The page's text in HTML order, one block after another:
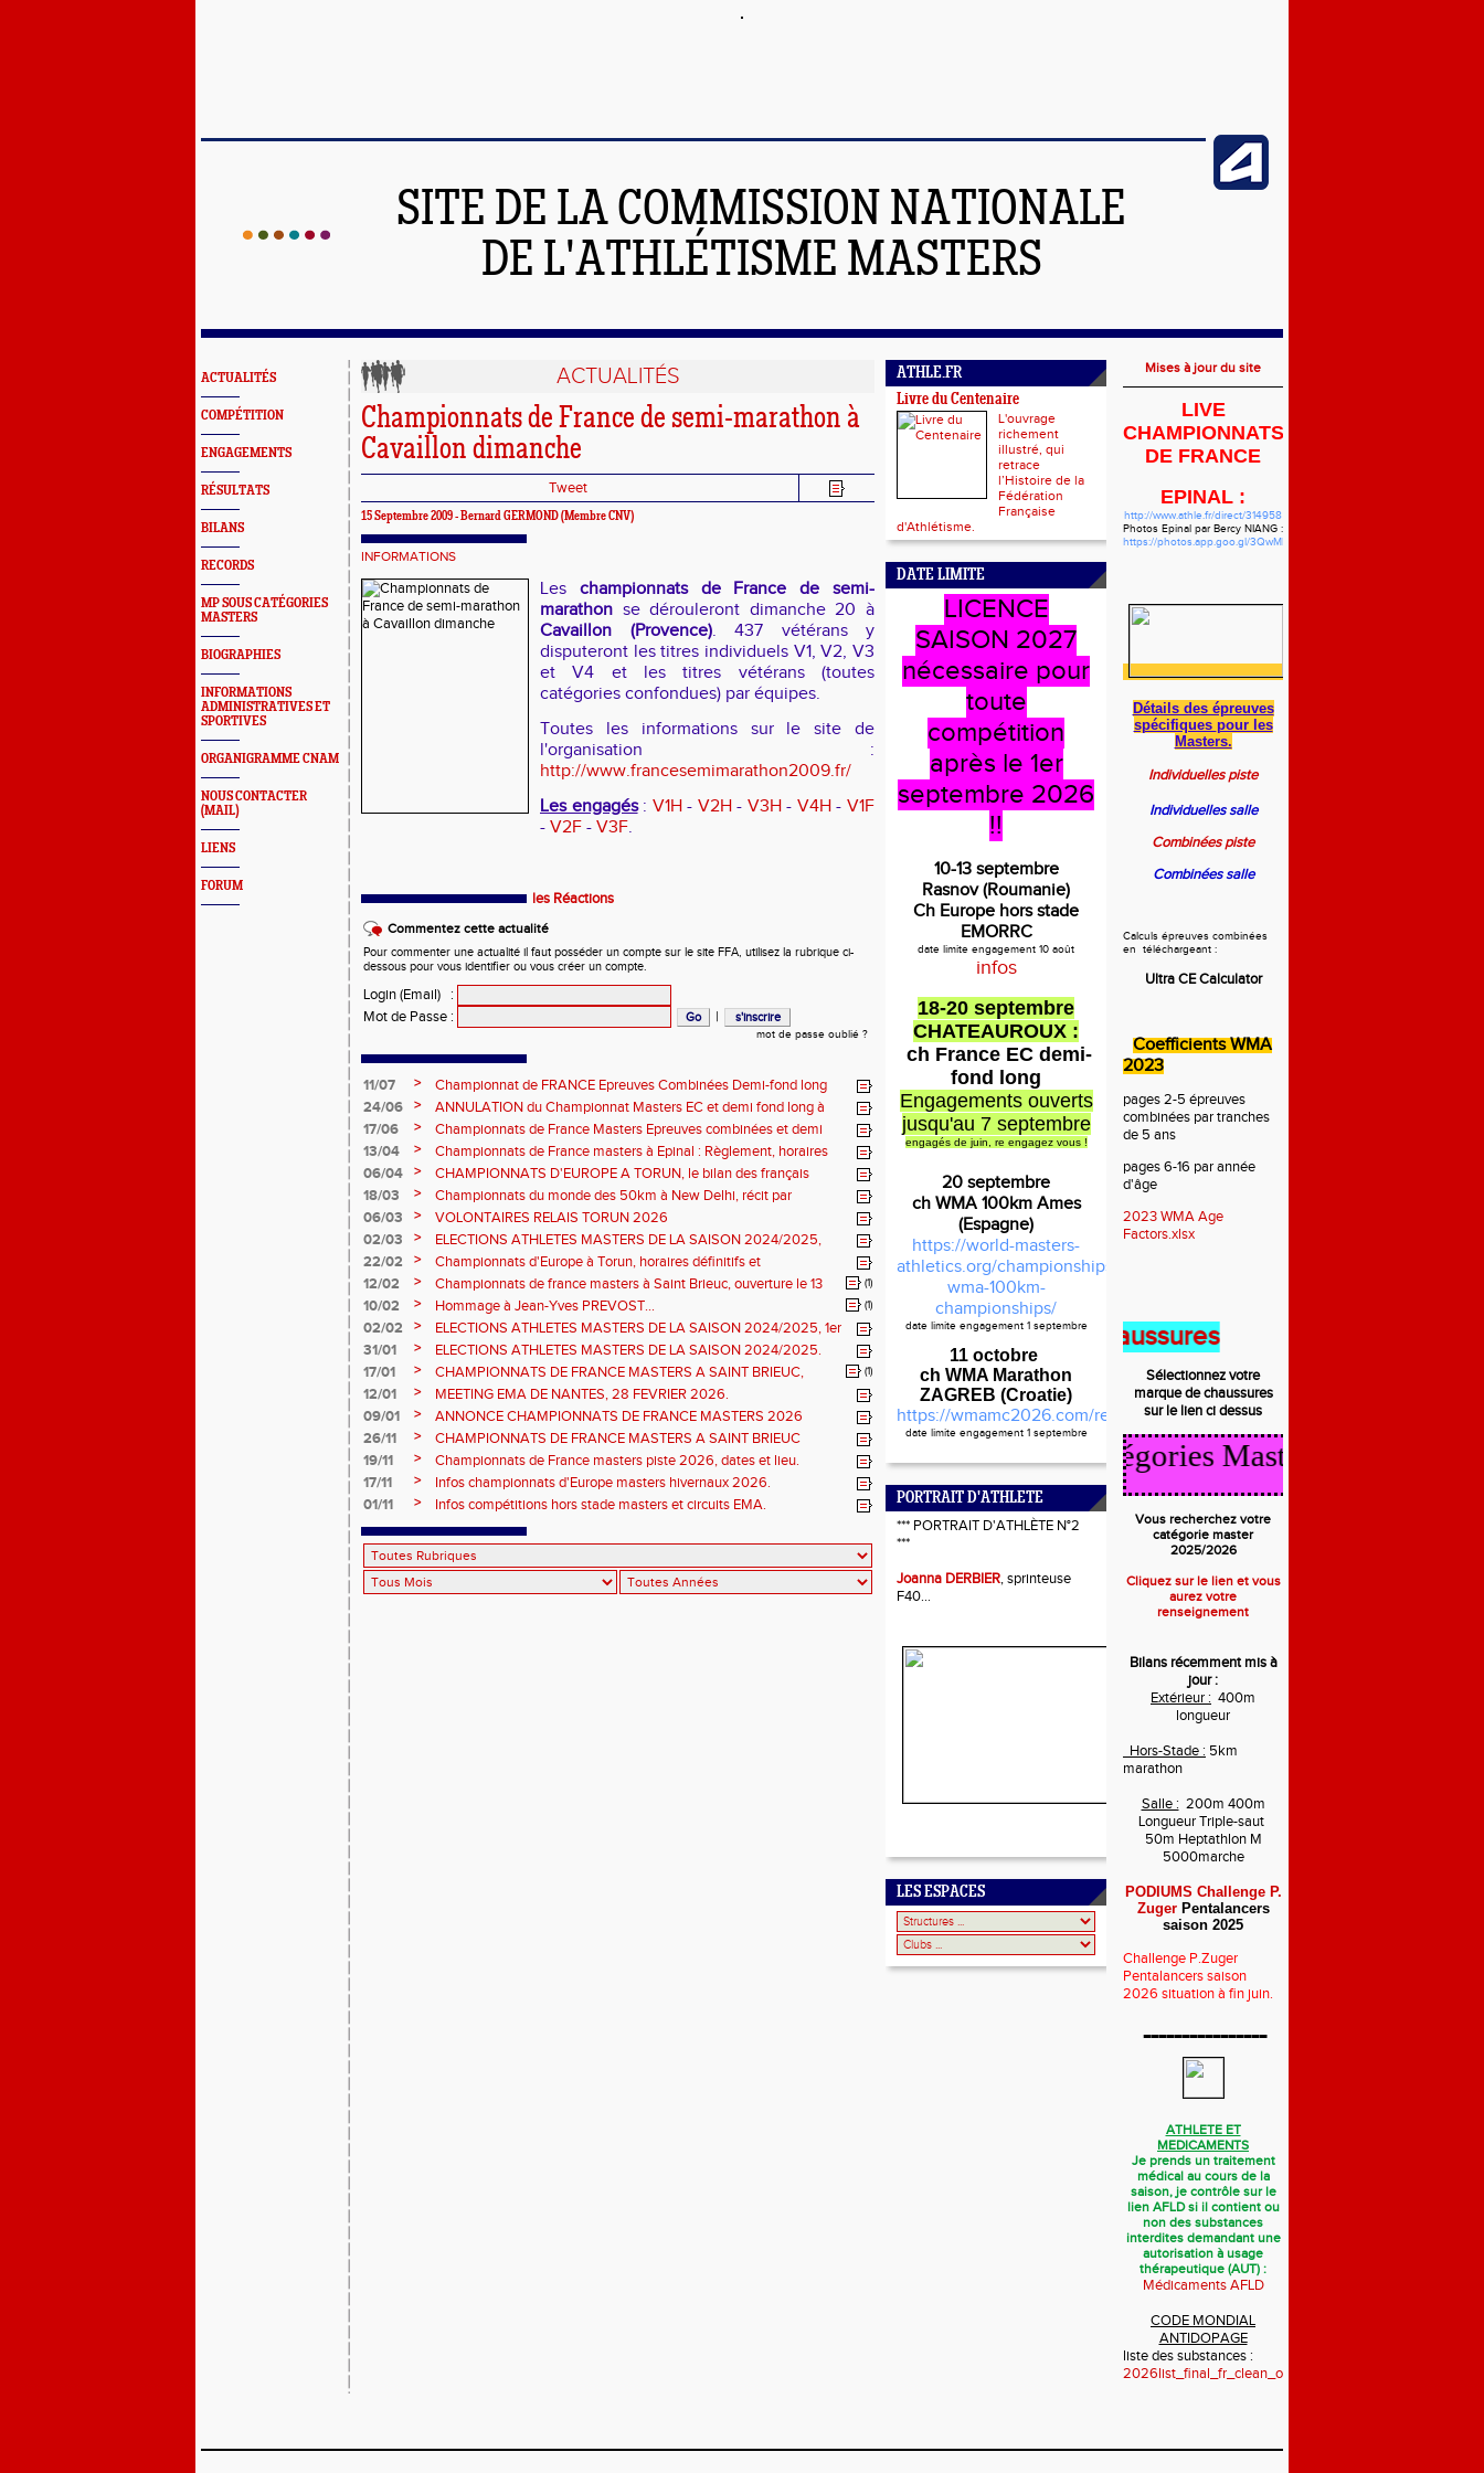
SITE DE LA COMMISSION NATIONALE
DE L'ATHLÉTISME MASTERS
ACTUALITÉS
COMPÉTITION
ENGAGEMENTS
RÉSULTATS
BILANS
RECORDS
MP SOUS CATÉGORIES
MASTERS
BIOGRAPHIES
INFORMATIONS
ADMINISTRATIVES ET
SPORTIVES
ORGANIGRAMME CNAM
NOUS CONTACTER
(MAIL)
LIENS
FORUM
ACTUALITÉS
Championnats de France de semi-marathon à
Cavaillon dimanche
Tweet
15 Septembre 2009 - Bernard GERMOND (Membre CNV)
INFORMATIONS
Les championnats de France de semi-
marathon se dérouleront dimanche 20 à
Cavaillon (Provence). 437 vétérans y
disputeront les titres individuels V1, V2, V3
et V4 et les titres vétérans (toutes
catégories confondues) par équipes.
Toutes les informations sur le site de
l'organisation :
http://www.francesemimarathon2009.fr/
Les engagés: V1H- V2H- V3H- V4H-V1F
- V2F - V3F.
les Réactions
Commentez cette actualité
Pour commenter une actualité il faut posséder un compte sur le site FFA, utilisez la rubrique ci-
dessous pour vous identifier ou vous créer un compte.
Login (Email)
:
Mot de Passe : |
mot de passe oublié ?
11/07 >
Championnat de FRANCE Epreuves Combinées Demi-fond long
et Marche CHATEAUROUX
24/06 >
ANNULATION du Championnat Masters EC et demi fond long à
Châteauroux les 27-28 juin
17/06 >
Championnats de France Masters Epreuves combinées et demi
fond long
13/04 >
Championnats de France masters à Epinal : Règlement, horaires
prévisionnels, montée de barres et minimas médailles
06/04 >
CHAMPIONNATS D'EUROPE A TORUN, le bilan des français
18/03
>
Championnats du monde des 50km à New Delhi, récit par
Sébastien DOUMENC.
06/03 >
VOLONTAIRES RELAIS TORUN 2026
02/03
>
ELECTIONS ATHLETES MASTERS DE LA SAISON 2024/2025,
2ème vote : athlètes hommes.
22/02 >
Championnats d'Europe à Torun, horaires définitifs et
informations...
12/02 >
Championnats de france masters à Saint Brieuc, ouverture le 13
février 2026.
(1)
10/02 > Hommage à Jean-Yves PREVOST... (1)
02/02 >
ELECTIONS ATHLETES MASTERS DE LA SAISON 2024/2025, 1er
vote : athlètes femmes.
31/01 >
ELECTIONS ATHLETES MASTERS DE LA SAISON 2024/2025.
17/01
>
CHAMPIONNATS DE FRANCE MASTERS A SAINT BRIEUC,
informations sur les inscriptions et report de la date limite.
(1)
12/01 >
MEETING EMA DE NANTES, 28 FEVRIER 2026.
09/01
>
ANNONCE CHAMPIONNATS DE FRANCE MASTERS 2026
ÉPREUVES COMBINÉES ET ÉPREUVES DE DEMI FOND LONG.
26/11 >
CHAMPIONNATS DE FRANCE MASTERS A SAINT BRIEUC
2026, site de l'organisation.
19/11 >
Championnats de France masters piste 2026, dates et lieu.
17/11
>
Infos championnats d'Europe masters hivernaux 2026.
01/11
> Infos compétitions hors stade masters et circuits EMA.
ATHLE.FR
Livre du Centenaire
L'ouvrage
richement
illustré, qui
retrace
l’Histoire de la
Fédération
Française
d'Athlétisme.
DATE LIMITE
LICENCE
SAISON 2027
nécessaire pour
toute
compétition
après le 1er
septembre 2026
!!
10-13 septembre
Rasnov (Roumanie)
Ch Europe hors stade
EMORRC
date limite engagement 10 août
infos
18-20 septembre
CHATEAUROUX :
ch France EC demi-
fond long
Engagements ouverts
jusqu'au 7 septembre
engagés de juin, re engagez vous !
20 septembre
ch WMA 100km Ames
(Espagne)
https://world-masters-
athletics.org/championships/2026-
wma-100km-
championships/
date limite engagement 1 septembre
11 octobre
ch WMA Marathon
ZAGREB (Croatie)
https://wmamc2026.com/register.html
date limite engagement 1 septembre
PORTRAIT D'ATHLETE
*** PORTRAIT D'ATHLÈTE N°2
***
Joanna DERBIER, sprinteuse
F40...
LES ESPACES
Mises à jour du site
LIVE
CHAMPIONNATS
DE FRANCE
EPINAL :
http://www.athle.fr/direct/314958
Photos Epinal par Bercy NIANG :
https://photos.app.goo.gl/3QwMbzgWHVdYf5pw7
Détails des épreuves
spécifiques pour les
Masters.
Individuelles piste
Individuelles salle
Combinées piste
Combinées salle
Calculs épreuves combinées
en téléchargeant :
Ultra CE Calculator
Coefficients WMA
2023
pages 2-5 épreuves
combinées par tranches
de 5 ans
pages 6-16 par année
d'âge
2023 WMA Age
Factors.xlsx
Règlement des chaussures
Sélectionnez votre
marque de chaussures
sur le lien ci dessus
Calcul Catégories Masters 2025/2026
Vous recherchez votre
catégorie master
2025/2026
Cliquez sur le lien et vous
aurez votre
renseignement
Bilans récemment mis à
jour :
Extérieur : 400m
longueur
Hors-Stade : 5km
marathon
Salle : 200m 400m
Longueur Triple-saut
50m Heptathlon M
5000marche
PODIUMS Challenge P.
ZugerPentalancers
saison 2025
Challenge P.Zuger
Pentalancers saison
2026 situation à fin juin.
----------------
ATHLETE ET
MEDICAMENTS
Je prends un traitement
médical au cours de la
saison, je contrôle sur le
lien AFLD si il contient ou
non des substances
interdites demandant une
autorisation à usage
thérapeutique (AUT) :
Médicaments AFLD
CODE MONDIAL
ANTIDOPAGE
liste des substances :
2026list_final_fr_clean_october_2025.pdf